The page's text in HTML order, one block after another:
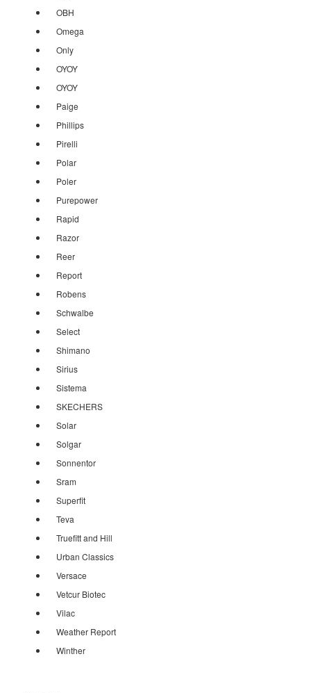
OBH
Omega
Only
OYOY
OYOY
Paige
Phillips
Pirelli
Polar
Poler
Purepower
Rapid
Razor
Reer
Report
Robens
Schwalbe
Select
Shimano
Sirius
Sistema
SKECHERS
Solar
Solgar
Sonnentor
Sram
Superfit
Teva
Truefitt and Hill
Urban Classics
Versace
Vetcur Biotec
Vilac
Weather Report
Winther